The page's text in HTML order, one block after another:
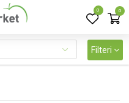
0 0
Filteri